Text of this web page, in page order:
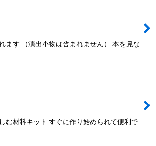
す （演出小物は含まれません） 本を見な
材料キット すぐに作り始められて便利で